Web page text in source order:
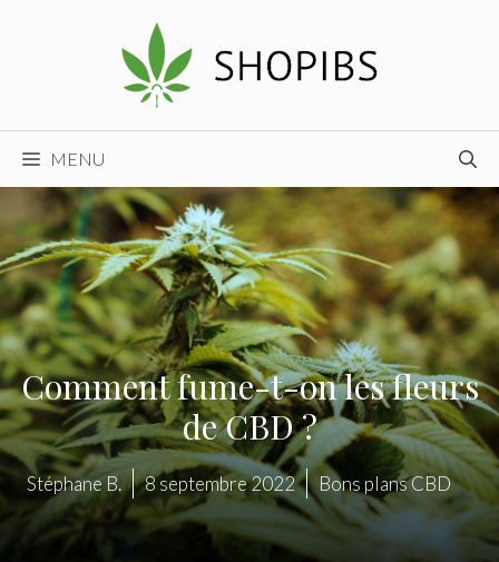
MENU
Comment fume-t-on les fleurs
de CBD ?
Stéphane B. 8 septembre 2022 Bons plans CBD